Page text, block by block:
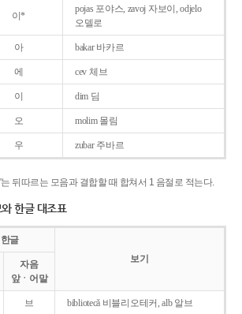
이*
pojas 포야스, zavoj 자보이, odjelo
오델로
아 bakar 바카르
에 cev 체브
이 dim 딤
오 molim 몰림
우 zubar 주바르
는 뒤따르는 모음과 결합할 때 합쳐서 1 음절로 적는다.
한글 대조표
한글
보기
자음
앞ㆍ어말
브 bibliotecǎ 비블리오테커, alb 알브